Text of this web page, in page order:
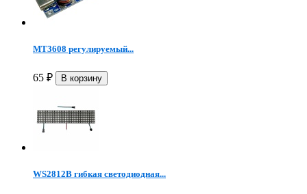
MT3608 регулируемый...
65 ₽
WS2812B гибкая светодиодная...